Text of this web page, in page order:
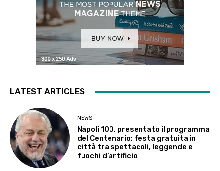
LATEST ARTICLES
NEWS
Napoli 100, presentato il programma
del Centenario: festa gratuita in
città tra spettacoli, leggende e
fuochi d’artificio